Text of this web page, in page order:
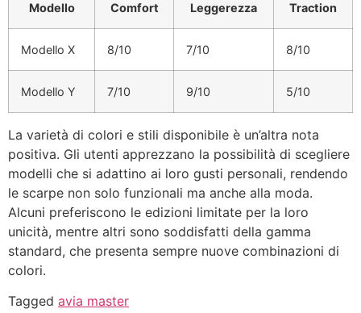
Modello Comfort Leggerezza Traction
Modello X 8/10 7/10 8/10
Modello Y 7/10 9/10 5/10
La varietà di colori e stili disponibile è un’altra nota
positiva. Gli utenti apprezzano la possibilità di scegliere
modelli che si adattino ai loro gusti personali, rendendo
le scarpe non solo funzionali ma anche alla moda.
Alcuni preferiscono le edizioni limitate per la loro
unicità, mentre altri sono soddisfatti della gamma
standard, che presenta sempre nuove combinazioni di
colori.
Tagged avia master